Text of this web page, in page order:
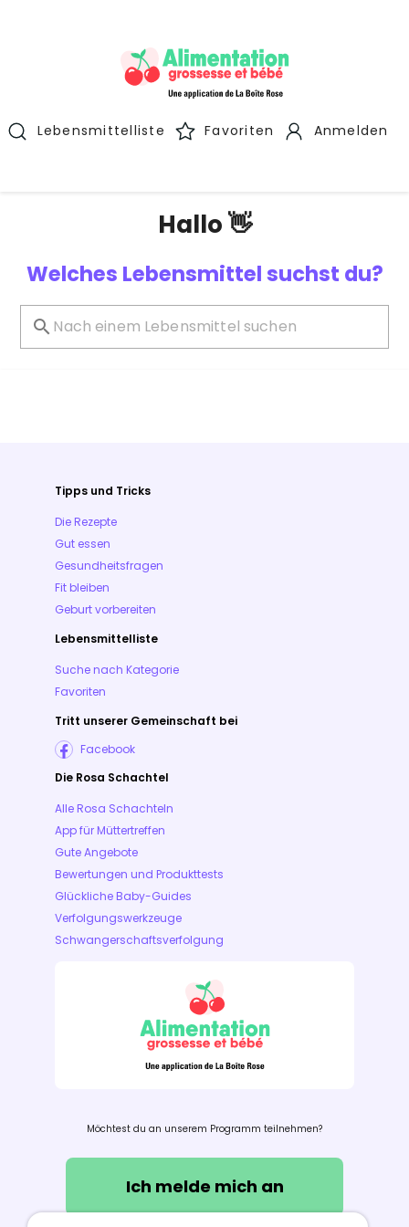
Lebensmittelliste Favoriten Anmelden
Hallo 👋
Welches Lebensmittel suchst du?
Tipps und Tricks
Die Rezepte
Gut essen
Gesundheitsfragen
Fit bleiben
Geburt vorbereiten
Lebensmittelliste
Suche nach Kategorie
Favoriten
Tritt unserer Gemeinschaft bei
Facebook
Die Rosa Schachtel
Alle Rosa Schachteln
App für Müttertreffen
Gute Angebote
Bewertungen und Produkttests
Glückliche Baby-Guides
Verfolgungswerkzeuge
Schwangerschaftsverfolgung
Möchtest du an unserem Programm teilnehmen?
Ich melde mich an